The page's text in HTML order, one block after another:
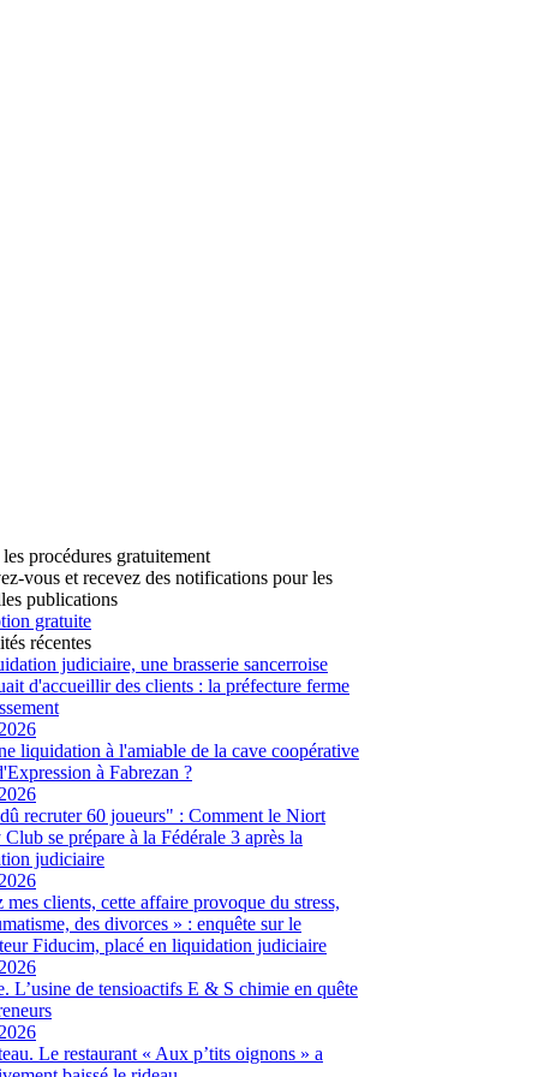
procédures gratuitement
vous et recevez des notifications pour les
publications
gratuite
récentes
judiciaire, une brasserie sancerroise
d'accueillir des clients : la préfecture ferme
liquidation à l'amiable de la cave coopérative
à Fabrezan ?
recruter 60 joueurs" : Comment le Niort
se prépare à la Fédérale 3 après la
judiciaire
mes clients, cette affaire provoque du stress,
des divorces » : enquête sur le
Fiducim, placé en liquidation judiciaire
L’usine de tensioactifs E & S chimie en quête
Le restaurant « Aux p’tits oignons » a